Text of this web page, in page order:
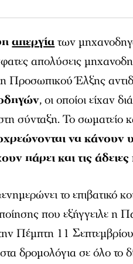
απεργίατων
απολύσεις
Προσωπικού Έλξης
, οι οποίοι είχαν
σύνταξη. Το σωματείο
να κάνουν
πάρει και τις άδειες
το επιβατικό
που εξήγγειλε
Πέμπτη 11
δρομολόγια σε όλο το